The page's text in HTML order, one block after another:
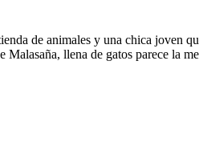
de animales y una chica joven
llena de gatos parece la